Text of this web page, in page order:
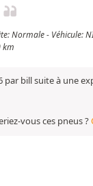
Normale - Véhicule:
km
par bill suite à une
vous ces pneus ?